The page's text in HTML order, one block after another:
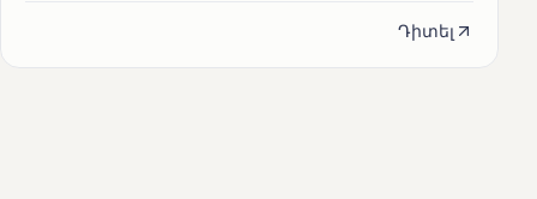
Դիտել